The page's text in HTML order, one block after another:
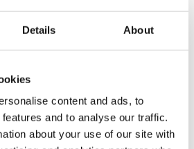
Details About
content and ads, to
and to analyse our traffic.
about your use of our site with
Temps de manoeuvre
50 s (rotazione 90°)